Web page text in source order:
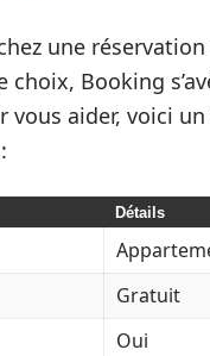
une
choix, Booking
vous aider, voici un
Détails
Gratuit
Oui